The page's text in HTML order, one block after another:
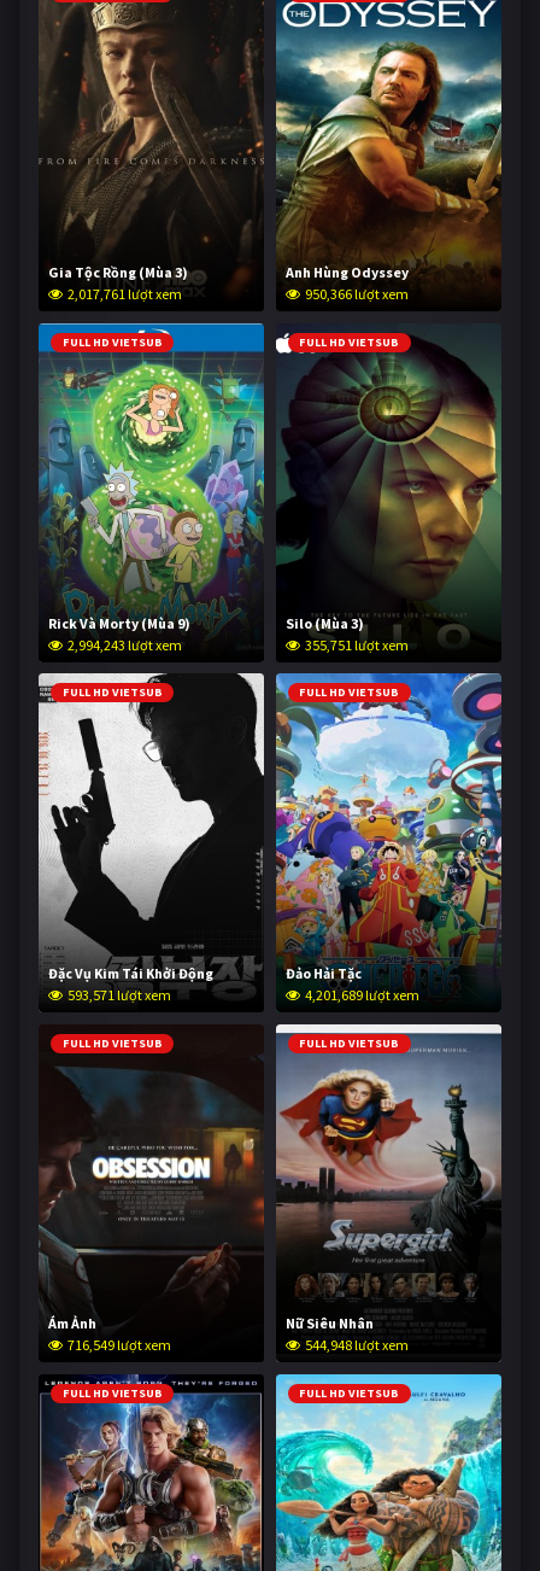
Gia Tộc Rồng (Mùa 3)
2,017,761 lượt xem
Anh Hùng Odyssey
950,366 lượt xem
FULL HD VIETSUB
Rick Và Morty (Mùa 9)
2,994,243 lượt xem
FULL HD VIETSUB
Silo (Mùa 3)
355,751 lượt xem
FULL HD VIETSUB
Đặc Vụ Kim Tái Khởi Động
593,571 lượt xem
FULL HD VIETSUB
Đảo Hải Tặc
4,201,689 lượt xem
FULL HD VIETSUB
Ám Ảnh
716,549 lượt xem
FULL HD VIETSUB
Nữ Siêu Nhân
544,948 lượt xem
FULL HD VIETSUB FULL HD VIETSUB